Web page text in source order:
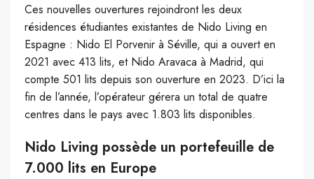
Ces nouvelles ouvertures rejoindront les deux
résidences étudiantes existantes de Nido Living en
Espagne : Nido El Porvenir à Séville, qui a ouvert en
2021 avec 413 lits, et Nido Aravaca à Madrid, qui
compte 501 lits depuis son ouverture en 2023. D’ici la
fin de l’année, l’opérateur gérera un total de quatre
centres dans le pays avec 1.803 lits disponibles.
Nido Living possède un portefeuille de
7.000 lits en Europe